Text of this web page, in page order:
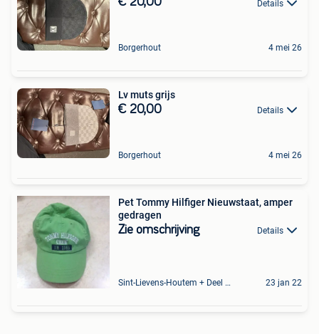
Details
Borgerhout 4 mei 26
Lv muts grijs
€ 20,00 Details
Borgerhout 4 mei 26
Pet Tommy Hilfiger Nieuwstaat, amper
gedragen
Zie omschrijving Details
Sint-Lievens-Houtem + Deel Oombergen 23 jan 22